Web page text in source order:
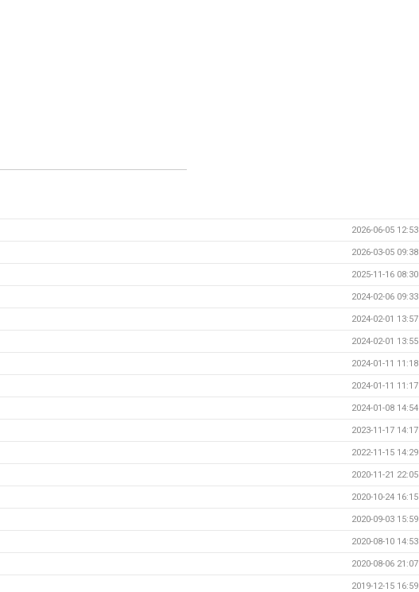
2026-06-05 12:53
2026-03-05 09:38
2025-11-16 08:30
2024-02-06 09:33
2024-02-01 13:57
2024-02-01 13:55
2024-01-11 11:18
2024-01-11 11:17
2024-01-08 14:54
2023-11-17 14:17
2022-11-15 14:29
2020-11-21 22:05
2020-10-24 16:15
2020-09-03 15:59
2020-08-10 14:53
2020-08-06 21:07
2019-12-15 16:59